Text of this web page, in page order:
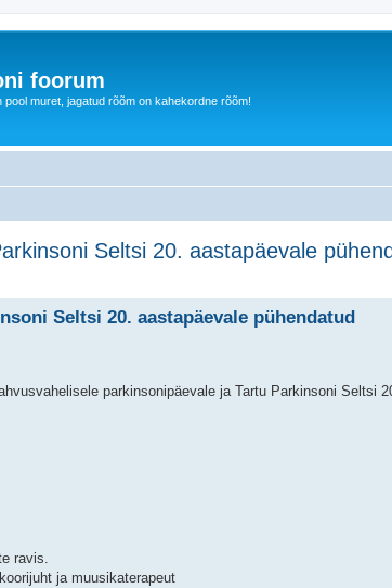
foorum
pool muret, jagatud rõõm on kahekordne rõõm!
Seltsi 20. aastapäevale
Seltsi 20. aastapäevale pühendatud
parkinsonipäevale ja Tartu Parkinsoni Seltsi
ravis.
ja muusikaterapeut